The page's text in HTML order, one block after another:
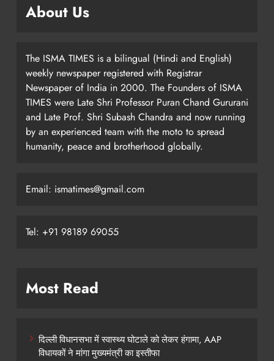
About Us
The ISMA TIMES is a bilingual (Hindi and English)
weekly newspaper registered with Registrar
Newspaper of India in 2000. The Founders of ISMA
TIMES were Late Shri Professor Puran Chand Gururani
and Late Prof. Shri Subash Chandra and now running
by an experienced team with the moto to spread
humanity, peace and brotherhood globally.
Email: ismatimes@gmail.com
Tel: +91 98189 69055
Most Read
दिल्ली विधानसभा में स्वास्थ्य घोटाले को लेकर हंगामा, AAP
विधायकों ने मांगा मुख्यमंत्री का इस्तीफा